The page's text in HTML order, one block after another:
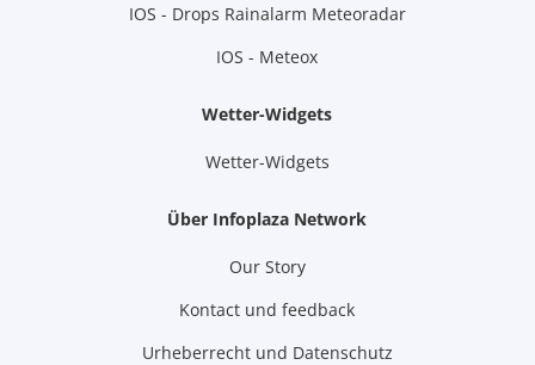
IOS - Drops Rainalarm Meteoradar
IOS - Meteox
Wetter-Widgets
Wetter-Widgets
Über Infoplaza Network
Our Story
Kontact und feedback
Urheberrecht und Datenschutz